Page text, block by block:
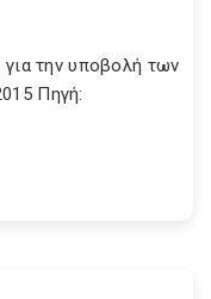
την υποβολή των
Πηγή: